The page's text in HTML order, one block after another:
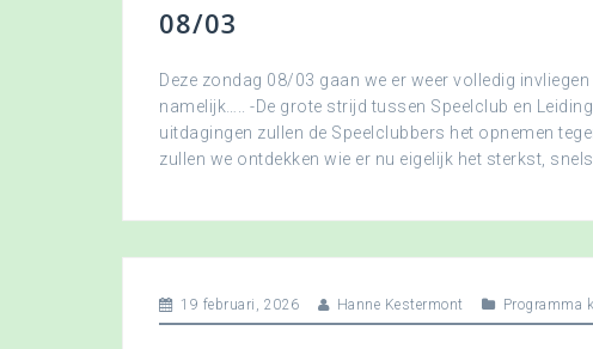
08/03
Deze zondag 08/03 gaan we er weer volledig
namelijk….. -De grote strijd tussen Speelclub en
uitdagingen zullen de Speelclubbers het opnemen
zullen we ontdekken wie er nu eigelijk het sterkst, snelst
19 februari, 2026 Hanne Kestermont Programma